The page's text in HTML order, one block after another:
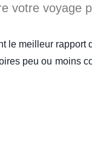
votre voyage
le meilleur rapport
peu ou moins